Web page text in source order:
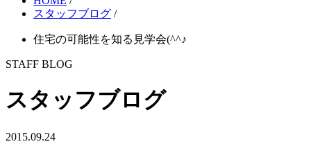
スタッフブログ /
住宅の可能性を知る見学会(^^♪
STAFF BLOG
スタッフブログ
2015.09.24